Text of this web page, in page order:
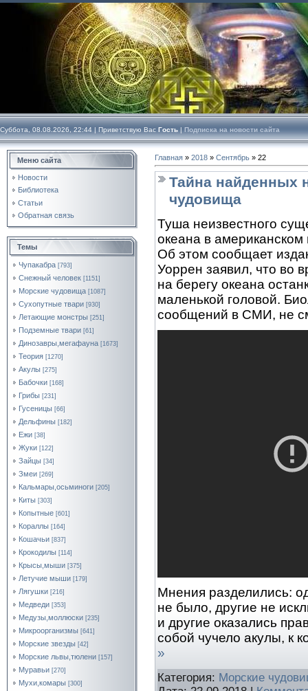
Суббота, 08.08.2026, 22:44 | Приветствую Вас Гость | Подписка на новости сайта
Меню сайта
Новости
Библиотека
Статьи
Обратная связь
Темы
Чупакабра [793]
Снежный человек [1151]
Морские чудовища [1087]
Сухопутные твари [930]
Летающие монстры [251]
Подземные твари [61]
Динозавры,мегафауна [1673]
Теория [1270]
Акулы [275]
Бабочки [168]
Грибы [231]
Гусеницы [66]
Дельфины [182]
Ежи [38]
Жуки [122]
Зайцы [34]
Змеи [269]
Кальмары,осьминоги [205]
Киты [303]
Копытные [601]
Кораллы [164]
Кошачьи [837]
Крокодилы [114]
Крысы,мыши [375]
Летучие мыши [179]
Лягушки [216]
Медведи [353]
Медузы,моллюски [235]
Микроорганизмы [641]
Морские звезды [42]
Морские львы,тюлени [157]
Муравьи [270]
Мухи,комары [300]
Главная » 2018 » Сентябрь » 22
Тайна найденных
чудовища
Туша неизвестного
океана в
Об этом сообщает
Уоррен заявил, что во
на берегу океана
маленькой головой.
сообщений в СМИ, не
Мнения разделились:
не было, другие не
и другие оказались
собой чучело акулы, к
»
Категория: Морские